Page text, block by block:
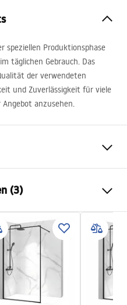
speziellen Produktionsphase
täglichen Gebrauch. Das
der verwendeten
und Zuverlässigkeit für viele
Angebot anzusehen.
Messing, ABS
Einhebel
Aufputz
Ja
1350mm
Ja, schwenkbar
(3)
_5.pdf